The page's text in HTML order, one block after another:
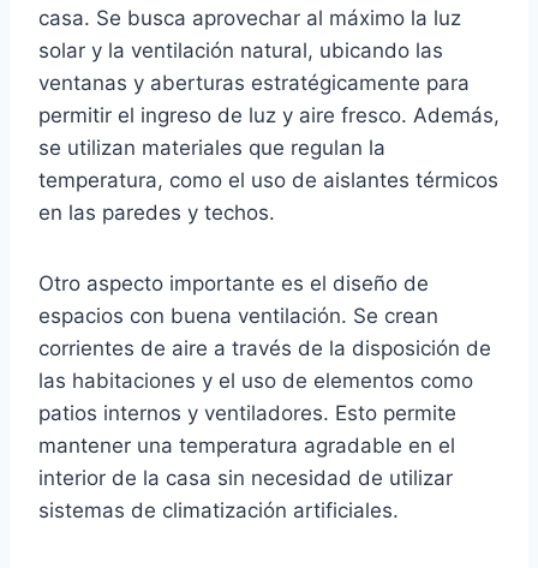
casa. Se busca aprovechar al máximo la luz
solar y la ventilación natural, ubicando las
ventanas y aberturas estratégicamente para
permitir el ingreso de luz y aire fresco. Además,
se utilizan materiales que regulan la
temperatura, como el uso de aislantes térmicos
en las paredes y techos.
Otro aspecto importante es el diseño de
espacios con buena ventilación. Se crean
corrientes de aire a través de la disposición de
las habitaciones y el uso de elementos como
patios internos y ventiladores. Esto permite
mantener una temperatura agradable en el
interior de la casa sin necesidad de utilizar
sistemas de climatización artificiales.